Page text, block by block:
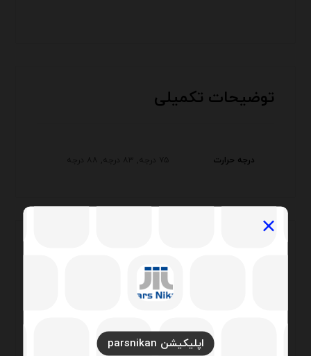
اپلیکیشن parsnikan
توضیحات تکمیلی
درجه حرارت
Developer